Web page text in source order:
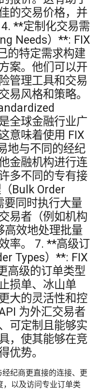
的交易价格，并
**定制化交易需
Needs）**: FIX
的特定需求构建
案。他们可以开
管理工具和交易
易风格和策略。
全球金融行业广
意味着使用 FIX
地与不同的经纪
金融机构进行连
多不同的专有接
Bulk Order
同时执行大量
易者（例如机构
高效地处理批量
率。 7. **高级订
Types）**: FIX
高级的订单类型
损单、冰山单
大的灵活性和控
为外汇交易者
可定制且能够实
，使其能够在竞
优势。
纪商更直接的连接、更
以及访问专业订单类